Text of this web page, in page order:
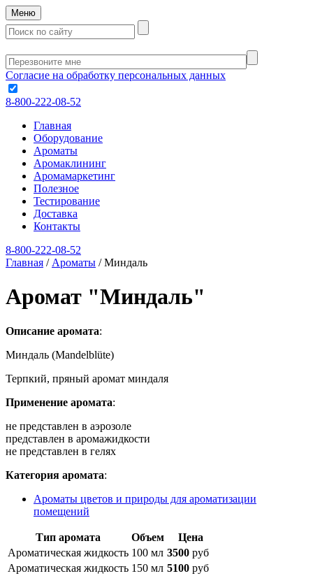
Меню
Согласие на обработку персональных данных
8-800-222-08-52
Главная
Оборудование
Ароматы
Аромаклининг
Аромамаркетинг
Полезное
Тестирование
Доставка
Контакты
8-800-222-08-52
Главная / Ароматы /Миндаль
Аромат "Миндаль"
Описание аромата:
Миндаль (Mandelblüte)
Терпкий, пряный аромат миндаля
Применение аромата:
не представлен в аэрозоле
представлен в аромажидкости
не представлен в гелях
Категория аромата:
Ароматы цветов и природы для ароматизации
помещений
Тип аромата Объем
Цена
Ароматическая жидкость 100 мл 3500 руб
Ароматическая жидкость 150 мл 5100 руб